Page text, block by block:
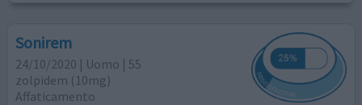
Sonirem
24/10/2020 | Uomo | 55
zolpidem (10mg)
Affaticamento